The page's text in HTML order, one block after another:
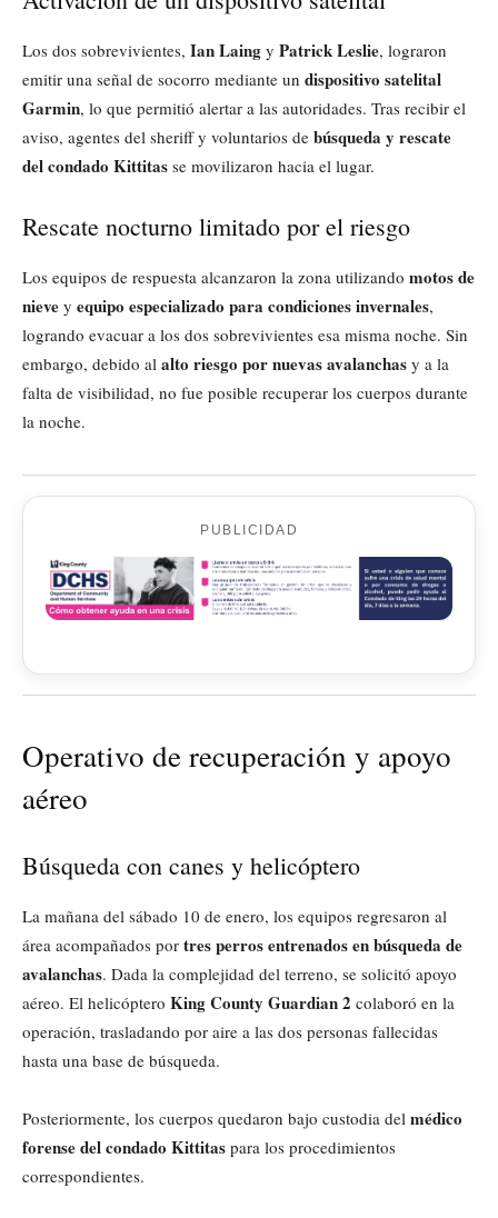
Los dos sobrevivientes, Ian Laing y Patrick Leslie, lograron
emitir una señal de socorro mediante un dispositivo satelital
Garmin, lo que permitió alertar a las autoridades. Tras recibir el
aviso, agentes del sheriff y voluntarios de búsqueda y rescate
del condado Kittitas se movilizaron hacia el lugar.
Rescate nocturno limitado por el riesgo
Los equipos de respuesta alcanzaron la zona utilizando motos de
nieve y equipo especializado para condiciones invernales,
logrando evacuar a los dos sobrevivientes esa misma noche. Sin
embargo, debido al alto riesgo por nuevas avalanchas y a la
falta de visibilidad, no fue posible recuperar los cuerpos durante
la noche.
PUBLICIDAD
Operativo de recuperación y apoyo
aéreo
Búsqueda con canes y helicóptero
La mañana del sábado 10 de enero, los equipos regresaron al
área acompañados por tres perros entrenados en búsqueda de
avalanchas. Dada la complejidad del terreno, se solicitó apoyo
aéreo. El helicóptero King County Guardian 2 colaboró en la
operación, trasladando por aire a las dos personas fallecidas
hasta una base de búsqueda.
Posteriormente, los cuerpos quedaron bajo custodia del médico
forense del condado Kittitas para los procedimientos
correspondientes.